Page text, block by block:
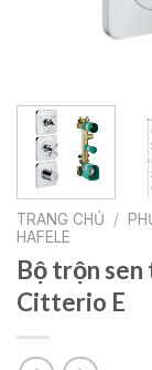
TRANG CHỦ /
HAFELE
Bộ trộn sen
Citterio E